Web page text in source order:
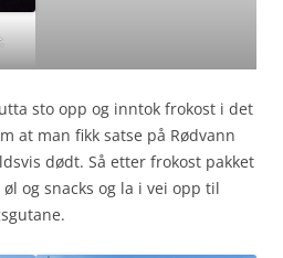
sto opp og inntok frokost i det
at man fikk satse på Rødvann
dødt. Så etter frokost pakket
og snacks og la i vei opp til